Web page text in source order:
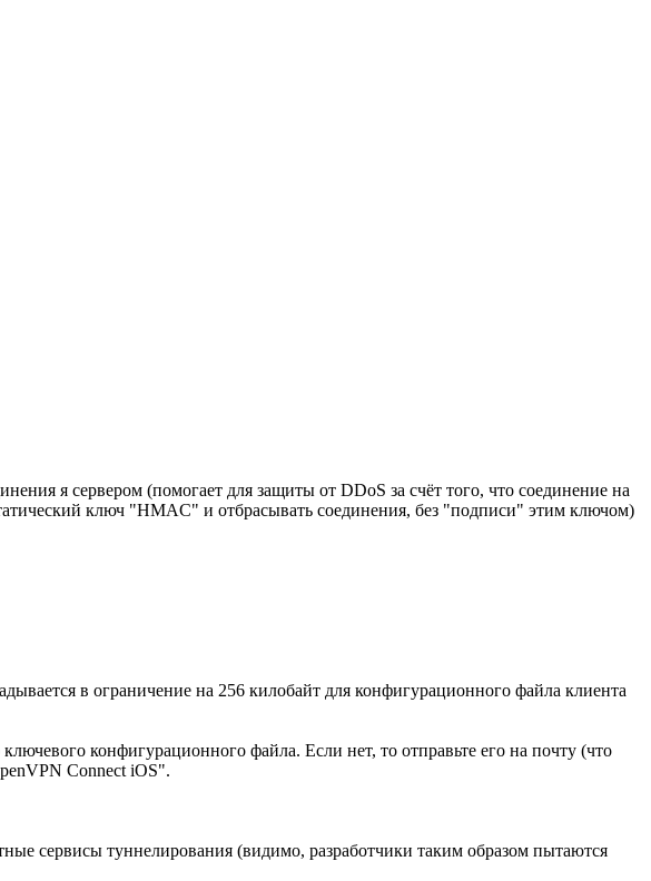
я сервером (помогает для защиты от DDoS за счёт того, что соединение на
ключ "HMAC" и отбрасывать соединения, без "подписи" этим ключом)
в ограничение на 256 килобайт для конфигурационного файла клиента
конфигурационного файла. Если нет, то отправьте его на почту (что
Connect iOS".
сервисы туннелирования (видимо, разработчики таким образом пытаются